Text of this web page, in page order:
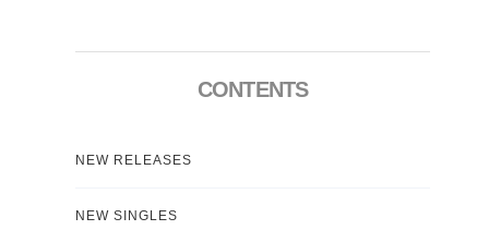
CONTENTS
NEW RELEASES
NEW SINGLES